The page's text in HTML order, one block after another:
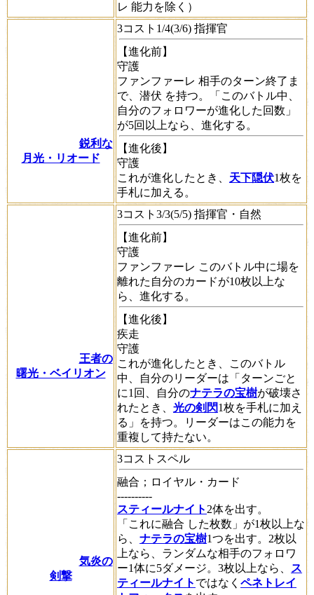
レ 能力を除く）
鋭利な
月光・リオード
3コスト1/4(3/6) 指揮官
【進化前】
守護
ファンファーレ 相手のターン終了ま
で、 潜伏 を持つ。「このバトル中、
自分のフォロワーが進化した回数」
が5回以上なら、進化する。
【進化後】
守護
これが進化したとき、 天下隠伏1枚を
手札に加える。
王者の
曙光・ベイリオン
3コスト3/3(5/5) 指揮官・自然
【進化前】
守護
ファンファーレ このバトル中に場を
離れた自分のカードが10枚以上な
ら、進化する。
【進化後】
疾走
守護
これが進化したとき、このバトル
中、自分のリーダーは「ターンごと
に1回、自分のナテラの宝樹が破壊さ
れたとき、 光の剣閃1枚を手札に加え
る」を持つ。リーダーはこの能力を
重複して持たない。
気炎の
剣撃
3コストスペル
融合 ；ロイヤル・カード
----------
スティールナイト 2体を出す。
「これに融合 した枚数」が1枚以上な
ら、 ナテラの宝樹1つを出す。2枚以
上なら、ランダムな相手のフォロワ
ー1体に5ダメージ。3枚以上なら、
ス
ティールナイト ではなく ペネトレイ